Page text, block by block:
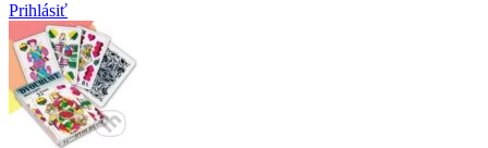
Prihlásiť